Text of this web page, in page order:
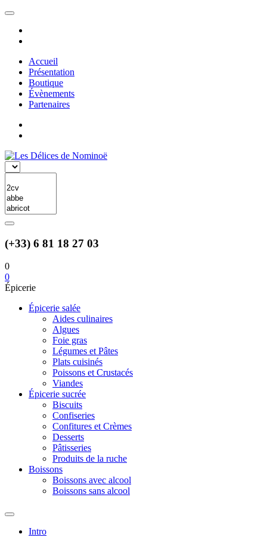
Accueil
Présentation
Boutique
Évènements
Partenaires
(+33) 6 81 18 27 03
0
0
Épicerie
Épicerie salée
Aides culinaires
Algues
Foie gras
Légumes et Pâtes
Plats cuisinés
Poissons et Crustacés
Viandes
Épicerie sucrée
Biscuits
Confiseries
Confitures et Crèmes
Desserts
Pâtisseries
Produits de la ruche
Boissons
Boissons avec alcool
Boissons sans alcool
Intro